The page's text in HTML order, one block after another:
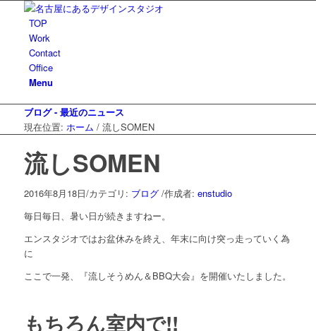
TOP
Work
Contact
Office
Menu
ブログ - 最近のニュース
現在位置: ホーム / 流しSOMEN
流しSOMEN
2016年8月18日/カテゴリ: ブログ /作成者: enstudio
毎日毎日、暑い日が続きますねー。
エンスタジオではお盆休みを終え、年末に向け突っ走っていく為
に
ここで一発、『流しそうめん＆BBQ大会』を開催いたしました。
もちろん室内で!!